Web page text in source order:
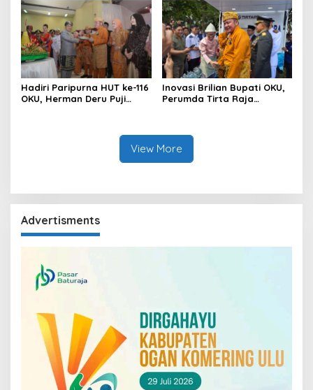
Niaga Bungkam
Hadiri Paripurna HUT ke-116
OKU, Herman Deru Puji
Inovasi Brilian Bupati OKU,
Perumda Tirta Raja
View More
Advertisments